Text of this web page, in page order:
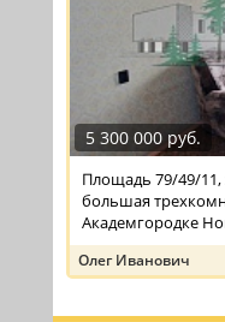
5 300 000 руб.
Площадь 79/49/11,
большая
Академгородке
Олег Иванович